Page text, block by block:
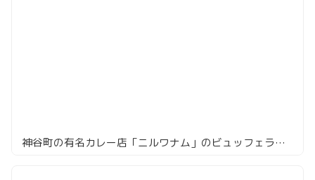
神谷町の有名カレー店「ニルワナム」のビュッフェランチ